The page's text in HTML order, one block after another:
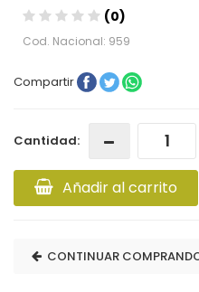
(0)
Cod. Nacional: 959
Compartir
Cantidad:
Añadir al carrito
CONTINUAR